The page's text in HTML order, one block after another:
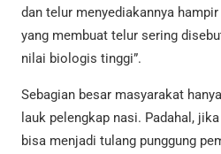
dan telur menyediakannya
yang membuat telur sering
nilai biologis tinggi”.
Sebagian besar masyarakat
lauk pelengkap nasi. Padahal,
bisa menjadi tulang punggung